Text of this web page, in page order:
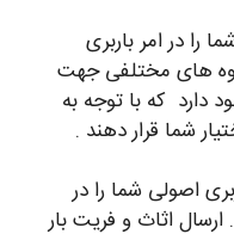
در امر باربری
های مختلفی جهت
دارد که با توجه به
شما قرار دهند .
اصولی شما را در
اثاث و فریت بار